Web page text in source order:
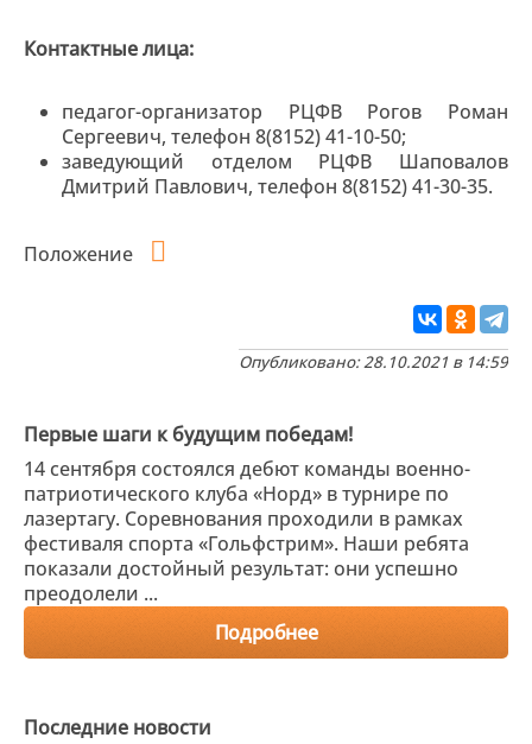
Контактные лица:
педагог-организатор РЦФВ Рогов Роман
Сергеевич, телефон 8(8152) 41-10-50;
заведующий отделом РЦФВ Шаповалов
Дмитрий Павлович, телефон 8(8152) 41-30-35.
Положение
Опубликовано: 28.10.2021 в 14:59
Первые шаги к будущим победам!
14 сентября состоялся дебют команды военно-
патриотического клуба «Норд» в турнире по
лазертагу. Соревнования проходили в рамках
фестиваля спорта «Гольфстрим». Наши ребята
показали достойный результат: они успешно
преодолели ...
Подробнее
Последние новости